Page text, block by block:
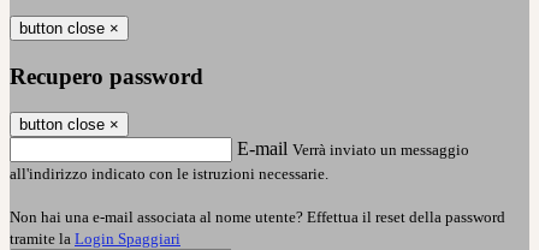
button close ×
Recupero password
button close ×
E-mail Verrà inviato un messaggio
all'indirizzo indicato con le istruzioni necessarie.
Non hai una e-mail associata al nome utente? Effettua il reset della password
tramite la Login Spaggiari